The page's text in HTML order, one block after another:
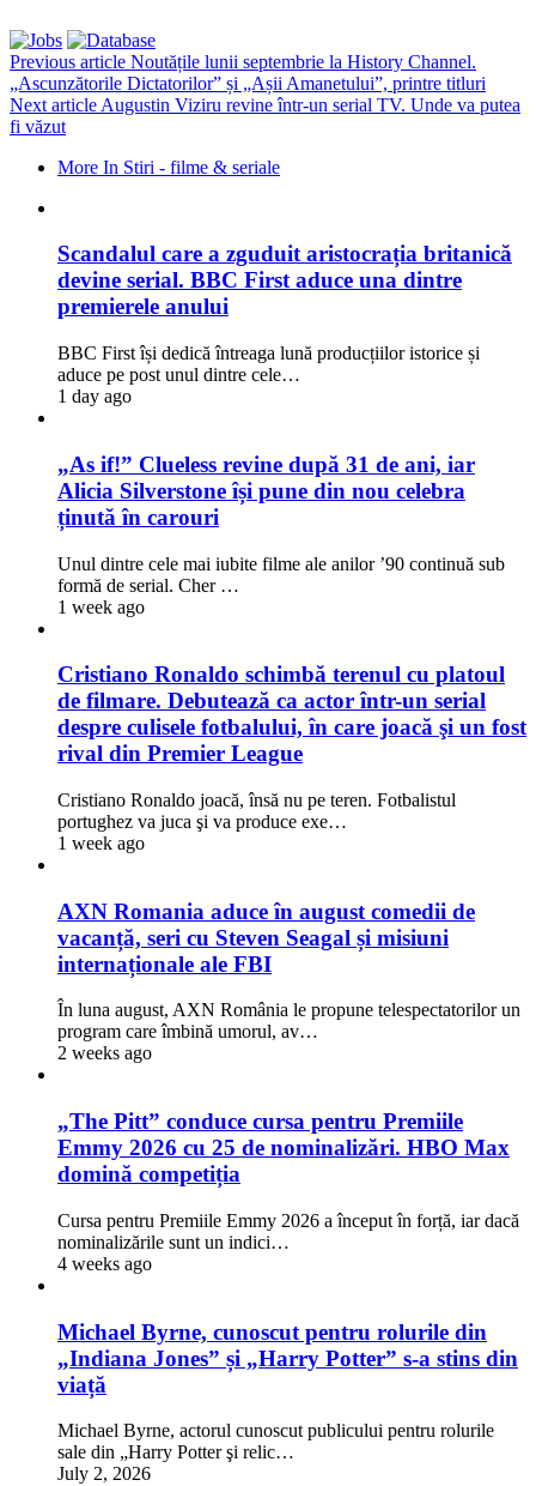
Previous article Noutățile lunii septembrie la History Channel.
„Ascunzătorile Dictatorilor” și „Așii Amanetului”, printre titluri
Next article Augustin Viziru revine într-un serial TV. Unde va putea
fi văzut
More In Stiri - filme & seriale
Scandalul care a zguduit aristocrația britanică
devine serial. BBC First aduce una dintre
premierele anului
BBC First își dedică întreaga lună producțiilor istorice și
aduce pe post unul dintre cele…
1 day ago
„As if!” Clueless revine după 31 de ani, iar
Alicia Silverstone își pune din nou celebra
ținută în carouri
Unul dintre cele mai iubite filme ale anilor ’90 continuă sub
formă de serial. Cher …
1 week ago
Cristiano Ronaldo schimbă terenul cu platoul
de filmare. Debutează ca actor într-un serial
despre culisele fotbalului, în care joacă şi un fost
rival din Premier League
Cristiano Ronaldo joacă, însă nu pe teren. Fotbalistul
portughez va juca şi va produce exe…
1 week ago
AXN Romania aduce în august comedii de
vacanță, seri cu Steven Seagal și misiuni
internaționale ale FBI
În luna august, AXN România le propune telespectatorilor un
program care îmbină umorul, av…
2 weeks ago
„The Pitt” conduce cursa pentru Premiile
Emmy 2026 cu 25 de nominalizări. HBO Max
domină competiția
Cursa pentru Premiile Emmy 2026 a început în forță, iar dacă
nominalizările sunt un indici…
4 weeks ago
Michael Byrne, cunoscut pentru rolurile din
„Indiana Jones” și „Harry Potter” s-a stins din
viață
Michael Byrne, actorul cunoscut publicului pentru rolurile
sale din „Harry Potter şi relic…
July 2, 2026